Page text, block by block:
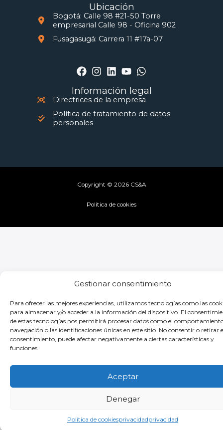
Gestionar consentimiento
Para ofrecer las mejores experiencias, utilizamos tecnologías como las
para almacenar y/o acceder a la información del dispositivo. El
de estas tecnologías nos permitirá procesar datos como el
navegación o las identificaciones únicas en este sitio. No consentir o retirar
consentimiento, puede afectar negativamente a ciertas características y
funciones.
Aceptar
Denegar
Política de cookiesprivacidadprivacidad
Ubicación
Bogotá: Calle 98 #21-50 Torre
empresarial Calle 98 - Oficina 902
Fusagasugá: Carrera 11 #17a-07
Información legal
Directrices de la empresa
Política de tratamiento de datos
personales
Copyright © 2026 CS&A
Política de cookies